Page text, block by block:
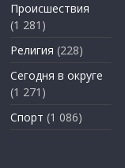
Происшествия
(1 281)
Религия (228)
Сегодня в округе
(1 271)
Спорт (1 086)